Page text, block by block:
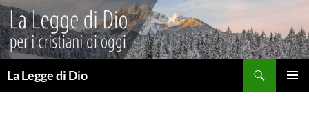
Vai
al
contenuto
La Legge di Dio